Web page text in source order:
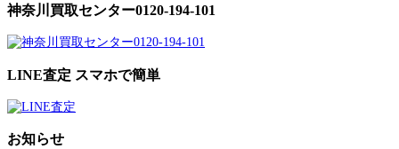
神奈川買取センター0120-194-101
LINE査定 スマホで簡単
お知らせ